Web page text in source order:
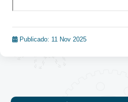
Publicado: 11 Nov 2025